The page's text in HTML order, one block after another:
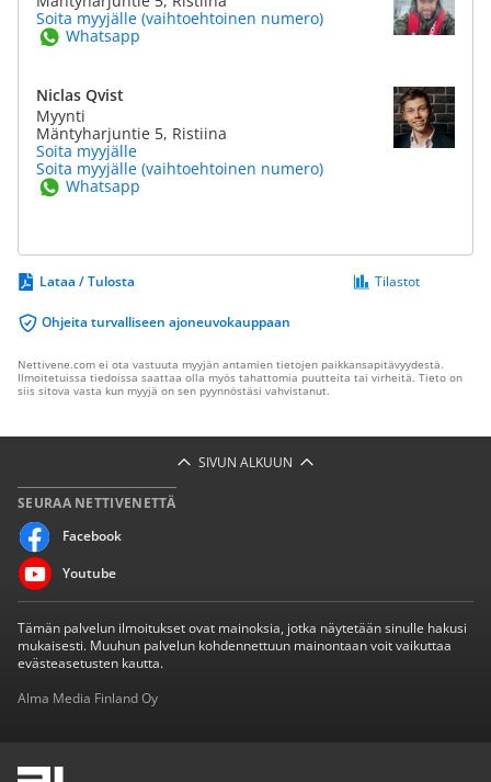
Soita myyjälle (vaihtoehtoinen numero)
Whatsapp
Niclas Qvist
Myynti
Mäntyharjuntie 5, Ristiina
Soita myyjälle
Soita myyjälle (vaihtoehtoinen numero)
Whatsapp
Lataa / Tulosta
Ohjeita turvalliseen ajoneuvokauppaan
Tilastot
Nettivene.com ei ota vastuuta myyjän antamien tietojen paikkansapitävyydestä.
Ilmoitetuissa tiedoissa saattaa olla myös tahattomia puutteita tai virheitä. Tieto on
siis sitova vasta kun myyjä on sen pyynnöstäsi vahvistanut.
SIVUN ALKUUN
SEURAA NETTIVENETTÄ
Facebook
Youtube
Tämän palvelun ilmoitukset ovat mainoksia, jotka näytetään sinulle hakusi
mukaisesti. Muuhun palvelun kohdennettuun mainontaan voit vaikuttaa
evästeasetusten kautta.
Alma Media Finland Oy